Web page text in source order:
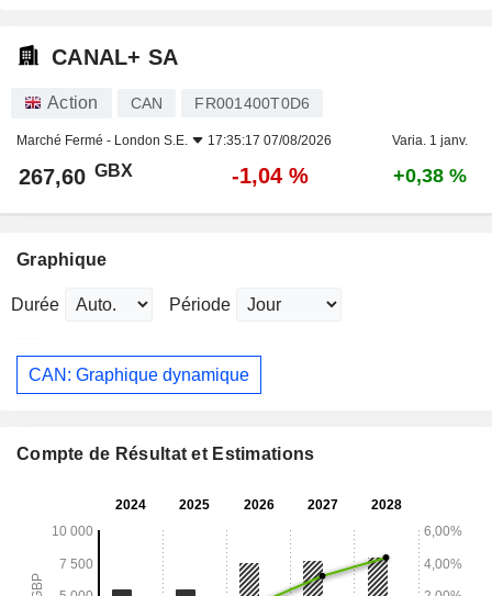
CANAL+ SA
Action CAN FR001400T0D6
Marché Fermé - London S.E. 17:35:17 07/08/2026 Varia. 1 janv.
267,60 GBX -1,04 % +0,38 %
Graphique
Durée Période
CAN: Graphique dynamique
Compte de Résultat et Estimations